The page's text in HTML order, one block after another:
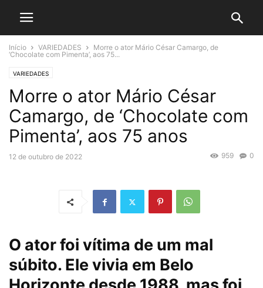
Início VARIEDADES
Morre o ator Mário César Camargo, de
‘Chocolate com Pimenta’, aos 75...
VARIEDADES
Morre o ator Mário César
Camargo, de ‘Chocolate com
Pimenta’, aos 75 anos
12 de outubro de 2022 0
959
O ator foi vítima de um mal
súbito. Ele vivia em Belo